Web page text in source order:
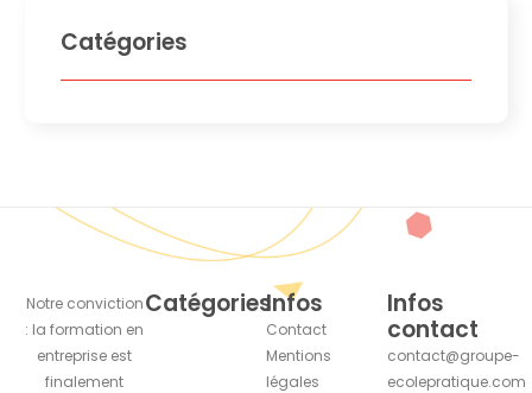
Catégories
Notre conviction
: la formation en
entreprise est
finalement
CatégoriesInfos
Contact
Mentions
légales
Infos
contact
contact@groupe-
ecolepratique.com